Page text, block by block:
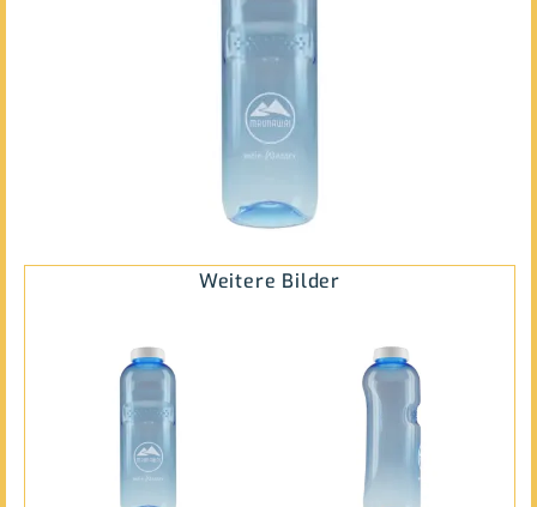
Weitere Bilder